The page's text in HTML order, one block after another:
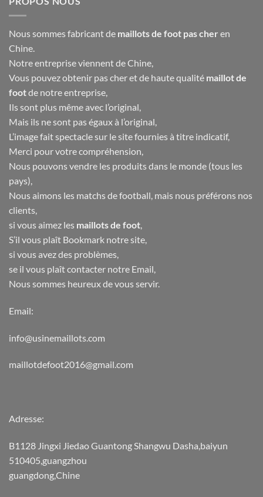
Nous sommes fabricant de maillots de foot pas cher en
Chine.
Notre entreprise viennent de Chine,
Vous pouvez obtenir pas cher et de haute qualité maillot de
footde notre entreprise,
Ils sont plus même avec l’original,
Mais ils ne sont pas égaux à l’original,
L’image fait spectacle sur le site fournies à titre indicatif,
Merci pour votre compréhension,
Nous pouvons vendre les produits dans le monde (tous les
pays),
Nous aimons les matchs de football, mais nous préférons nos
clients,
si vous aimez les maillots de foot,
S’il vous plaît Bookmark notre site,
si vous avez des problèmes,
se il vous plaît contacter notre Email,
Nous sommes heureux de vous servir.
Email:
info@usinemaillots.com
maillotdefoot2016@gmail.com
Adresse:
B1128 Jingxi Jiedao Guantong Shangwu Dasha,baiyun
510405,guangzhou
guangdong,Chine